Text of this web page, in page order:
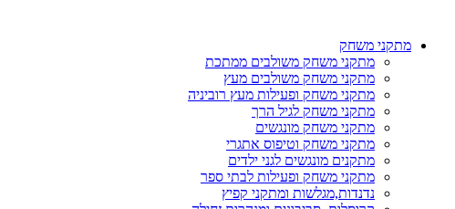
מתקני משחק
מתקני משחק משולבים ממתכת
מתקני משחק משולבים מעץ
מתקני משחק ופעילות מעץ רוביניה
מתקני משחק לגיל הרך
מתקני משחק מונגשים
מתקני משחק וטיפוס אתגרי
מתקנים מונגשים לגני ילדים
מתקני משחק ופעילות לבתי ספר
נדנדות,מגלשות ומתקני קפיץ